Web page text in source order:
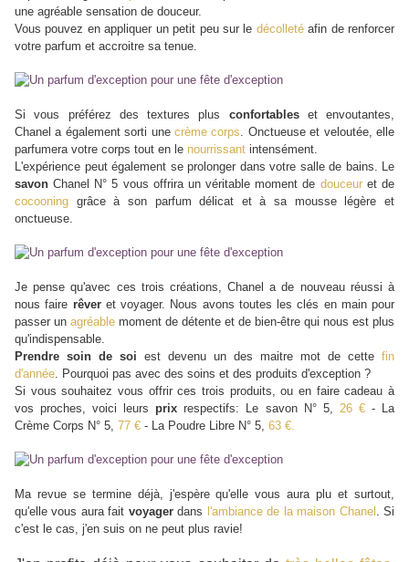
une agréable sensation de douceur.
Vous pouvez en appliquer un petit peu sur le décolletéafin de renforcer
votre parfum et accroitre sa tenue.
Si vous préférez des textures plus confortableset envoutantes,
Chanel a également sorti une crème corps. Onctueuse et veloutée, elle
parfumera votre corps tout en le nourrissant intensément.
L'expérience peut également se prolonger dans votre salle de bains. Le
savon Chanel N° 5 vous offrira un véritable moment de douceuret de
cocooning grâce à son parfum délicat et à sa mousse légère et
onctueuse.
Je pense qu'avec ces trois créations, Chanel a de nouveau réussi à
nous faire rêveret voyager. Nous avons toutes les clés en main pour
passer un agréable moment de détente et de bien-être qui nous est plus
qu'indispensable.
Prendre soin de soi est devenu un des maitre mot de cette fin
d'année. Pourquoi pas avec des soins et des produits d'exception ?
Si vous souhaitez vous offrir ces trois produits, ou en faire cadeau à
vos proches, voici leursprix respectifs: Le savon N° 5, 26 €- La
Crème Corps N° 5, 77 € - La Poudre Libre N° 5, 63 €.
Ma revue se termine déjà, j'espère qu'elle vous aura plu et surtout,
qu'elle vous aura fait voyagerdans l'ambiance de la maison Chanel . Si
c'est le cas, j'en suis on ne peut plus ravie!